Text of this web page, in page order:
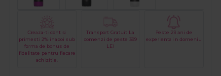
Creaza-ti cont si
primesti 2% inapoi sub
forma de bonus de
fidelitate pentru fiecare
achizitie.
Transport Gratuit La
comenzi de peste 399
LEI
Peste 29 ani de
experienta in domeniu